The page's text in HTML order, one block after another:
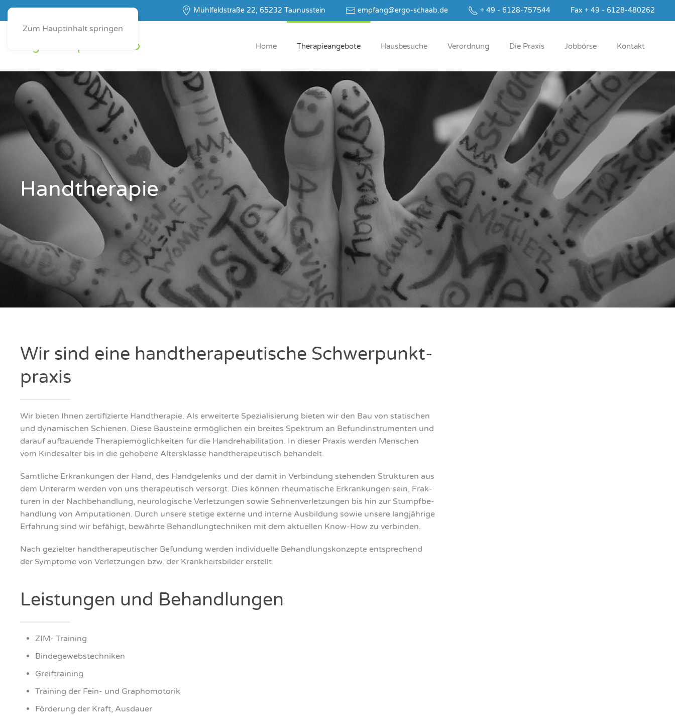
Zum Hauptinhalt springen
Mühlfeldstraße 22, 65232 Taunusstein empfang@ergo-schaab.de + 49 - 6128-757544 Fax + 49 - 6128-480262
Ergotherapie Schaab Home The­ra­pie­an­ge­bo­te Haus­be­su­che Ver­ord­nung Die Pra­xis Job­bör­se Kontakt
Hand­the­ra­pie
Wir sind eine hand­the­ra­peu­ti­sche Schwer­punkt­
pra­xis
Wir bie­ten Ihnen zer­ti­fi­zier­te Hand­the­ra­pie. Als erwei­ter­te Spe­zia­li­sie­rung bie­ten wir den Bau von sta­ti­schen
und dyna­mi­schen Schie­nen. Die­se Bau­stei­ne ermög­li­chen ein brei­tes Spek­trum an Befund­in­stru­men­ten und
dar­auf auf­bau­en­de The­ra­pie­mög­lich­kei­ten für die Handreha­bi­li­ta­ti­on. In die­ser Pra­xis wer­den Men­schen
vom Kin­des­al­ter bis in die geho­be­ne Alters­klas­se hand­the­ra­peu­tisch behan­delt.
Sämt­li­che Erkran­kun­gen der Hand, des Hand­ge­lenks und der damit in Ver­bin­dung ste­hen­den Struk­tu­ren aus
dem Unter­arm wer­den von uns the­ra­peu­tisch ver­sorgt. Dies kön­nen rheu­ma­ti­sche Erkran­kun­gen sein, Frak­
tu­ren in der Nach­be­hand­lung, neu­ro­lo­gi­sche Ver­let­zun­gen sowie Seh­nen­ver­let­zun­gen bis hin zur Stumpf­be­
hand­lung von Ampu­ta­tio­nen. Durch unse­re ste­ti­ge exter­ne und inter­ne Aus­bil­dung sowie unse­re lang­jäh­ri­ge
Erfah­rung sind wir befä­higt, bewähr­te Behand­lung­tech­ni­ken mit dem aktu­el­len Know-How zu ver­bin­den.
Nach geziel­ter hand­the­ra­peu­ti­scher Befun­dung wer­den indi­vi­du­el­le Behand­lungs­kon­zep­te ent­spre­chend
der Sym­pto­me von Ver­let­zun­gen bzw. der Krank­heits­bil­der erstellt.
Leis­tun­gen und Behand­lun­gen
ZIM- Trai­ning
Bin­de­ge­webs­tech­ni­ken
Greift­rai­ning
Trai­ning der Fein- und Gra­pho­mo­to­rik
För­de­rung der Kraft, Aus­dau­er